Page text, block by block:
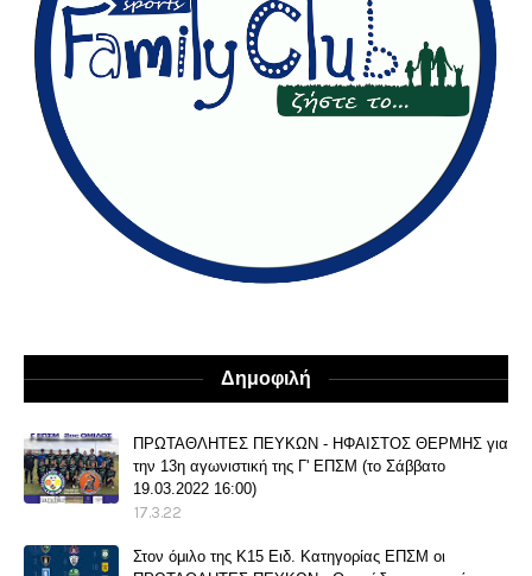
Δημοφιλή
ΠΡΩΤΑΘΛΗΤΕΣ ΠΕΥΚΩΝ - ΗΦΑΙΣΤΟΣ ΘΕΡΜΗΣ για
την 13η αγωνιστική της Γ' ΕΠΣΜ (το Σάββατο
19.03.2022 16:00)
17.3.22
Στον όμιλο της Κ15 Ειδ. Κατηγορίας ΕΠΣΜ οι